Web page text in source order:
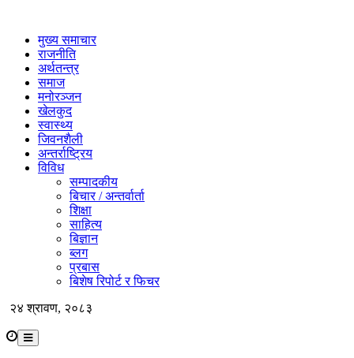
मुख्य समाचार
राजनीति
अर्थतन्त्र
समाज
मनोरञ्जन
खेलकुद
स्वास्थ्य
जिवनशैली
अन्तर्राष्ट्रिय
विविध
सम्पादकीय
बिचार / अन्तर्वार्ता
शिक्षा
साहित्य
बिज्ञान
ब्लग
प्रबास
बिशेष रिपोर्ट र फिचर
२४ श्रावण, २०८३